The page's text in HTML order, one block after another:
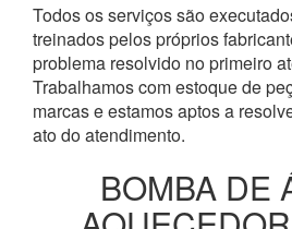
Todos os serviços são
treinados pelos próprios
problema resolvido no primeiro
Trabalhamos com estoque de
marcas e estamos aptos a
ato do atendimento.
BOMBA DE